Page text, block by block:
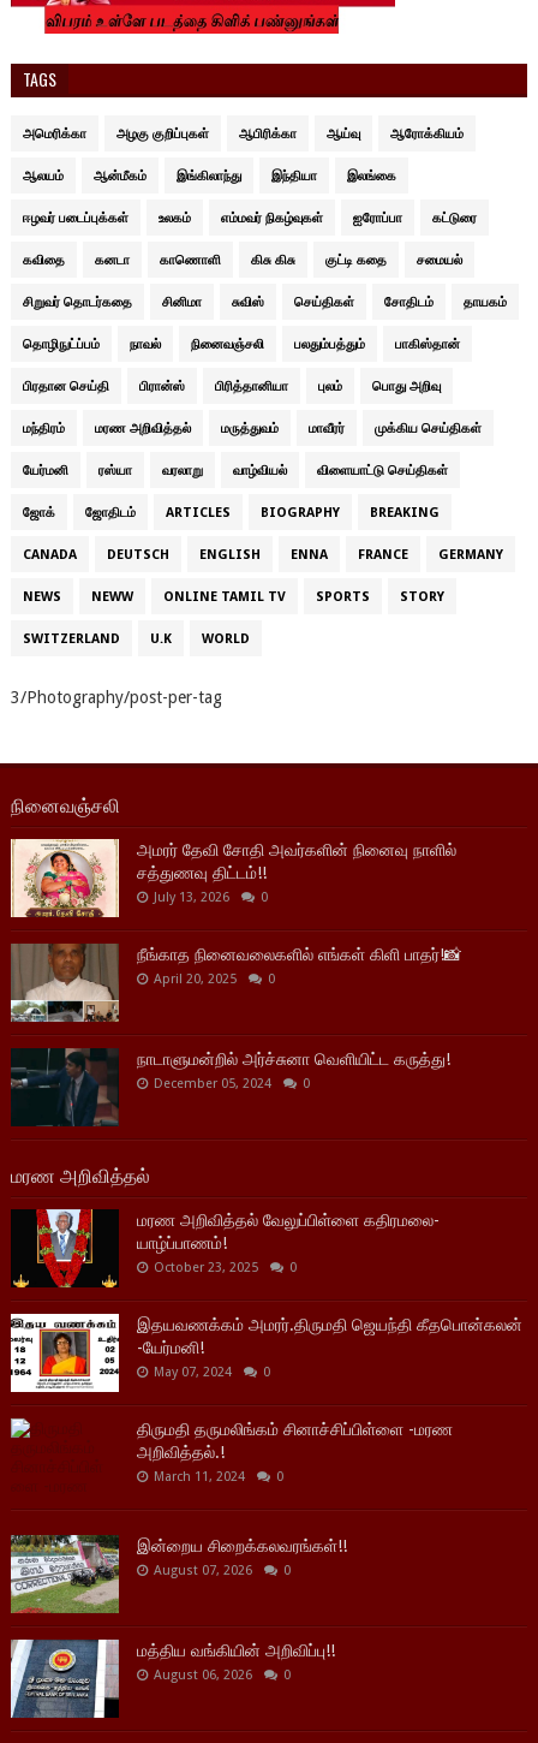
TAGS
அமெரிக்கா அழகு குறிப்புகள் ஆபிரிக்கா ஆய்வு ஆரோக்கியம்
ஆலயம் ஆன்மீகம் இங்கிலாந்து இந்தியா இலங்கை
ஈழவர் படைப்புக்கள் உலகம் எம்மவர் நிகழ்வுகள் ஐரோப்பா கட்டுரை
கவிதை கனடா காணொளி கிசு கிசு குட்டி கதை சமையல்
சிறுவர் தொடர்கதை சினிமா சுவிஸ் செய்திகள் சோதிடம் தாயகம்
தொழிநுட்ப்பம் நாவல் நினைவஞ்சலி பலதும்பத்தும் பாகிஸ்தான்
பிரதான செய்தி பிரான்ஸ் பிரித்தானியா புலம் பொது அறிவு
மந்திரம் மரண அறிவித்தல் மருத்துவம் மாவீரர் முக்கிய செய்திகள்
யேர்மனி ரஸ்யா வரலாறு வாழ்வியல் விளையாட்டு செய்திகள்
ஜோக் ஜோதிடம் ARTICLES BIOGRAPHY BREAKING
CANADA DEUTSCH ENGLISH ENNA FRANCE GERMANY
NEWS NEWW ONLINE TAMIL TV SPORTS STORY
SWITZERLAND U.K WORLD
3/Photography/post-per-tag
நினைவஞ்சலி
அமரர் தேவி சோதி அவர்களின் நினைவு நாளில்
சத்துணவு திட்டம்!!
July 13, 2026 0
நீங்காத நினைவலைகளில் எங்கள் கிளி பாதர்!📸
April 20, 2025 0
நாடாளுமன்றில் அர்ச்சுனா வெளியிட்ட கருத்து!
December 05, 2024 0
மரண அறிவித்தல்
மரண அறிவித்தல் வேலுப்பிள்ளை கதிரமலை-
யாழ்ப்பாணம்!
October 23, 2025 0
இதயவணக்கம் அமரர்.திருமதி ஜெயந்தி கீதபொன்கலன்
-யேர்மனி!
May 07, 2024 0
திருமதி தருமலிங்கம் சினாச்சிப்பிள்ளை -மரண
அறிவித்தல்.!
March 11, 2024 0
இன்றைய சிறைக்கலவரங்கள்!!
August 07, 2026 0
மத்திய வங்கியின் அறிவிப்பு!!
August 06, 2026 0